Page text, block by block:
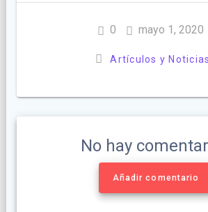
0 mayo 1, 2020
Artículos y Noticias
No hay
Añadir comentario